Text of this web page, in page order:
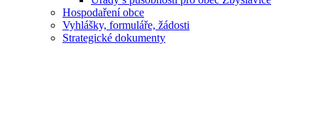
Hospodaření obce
Vyhlášky, formuláře, žádosti
Strategické dokumenty